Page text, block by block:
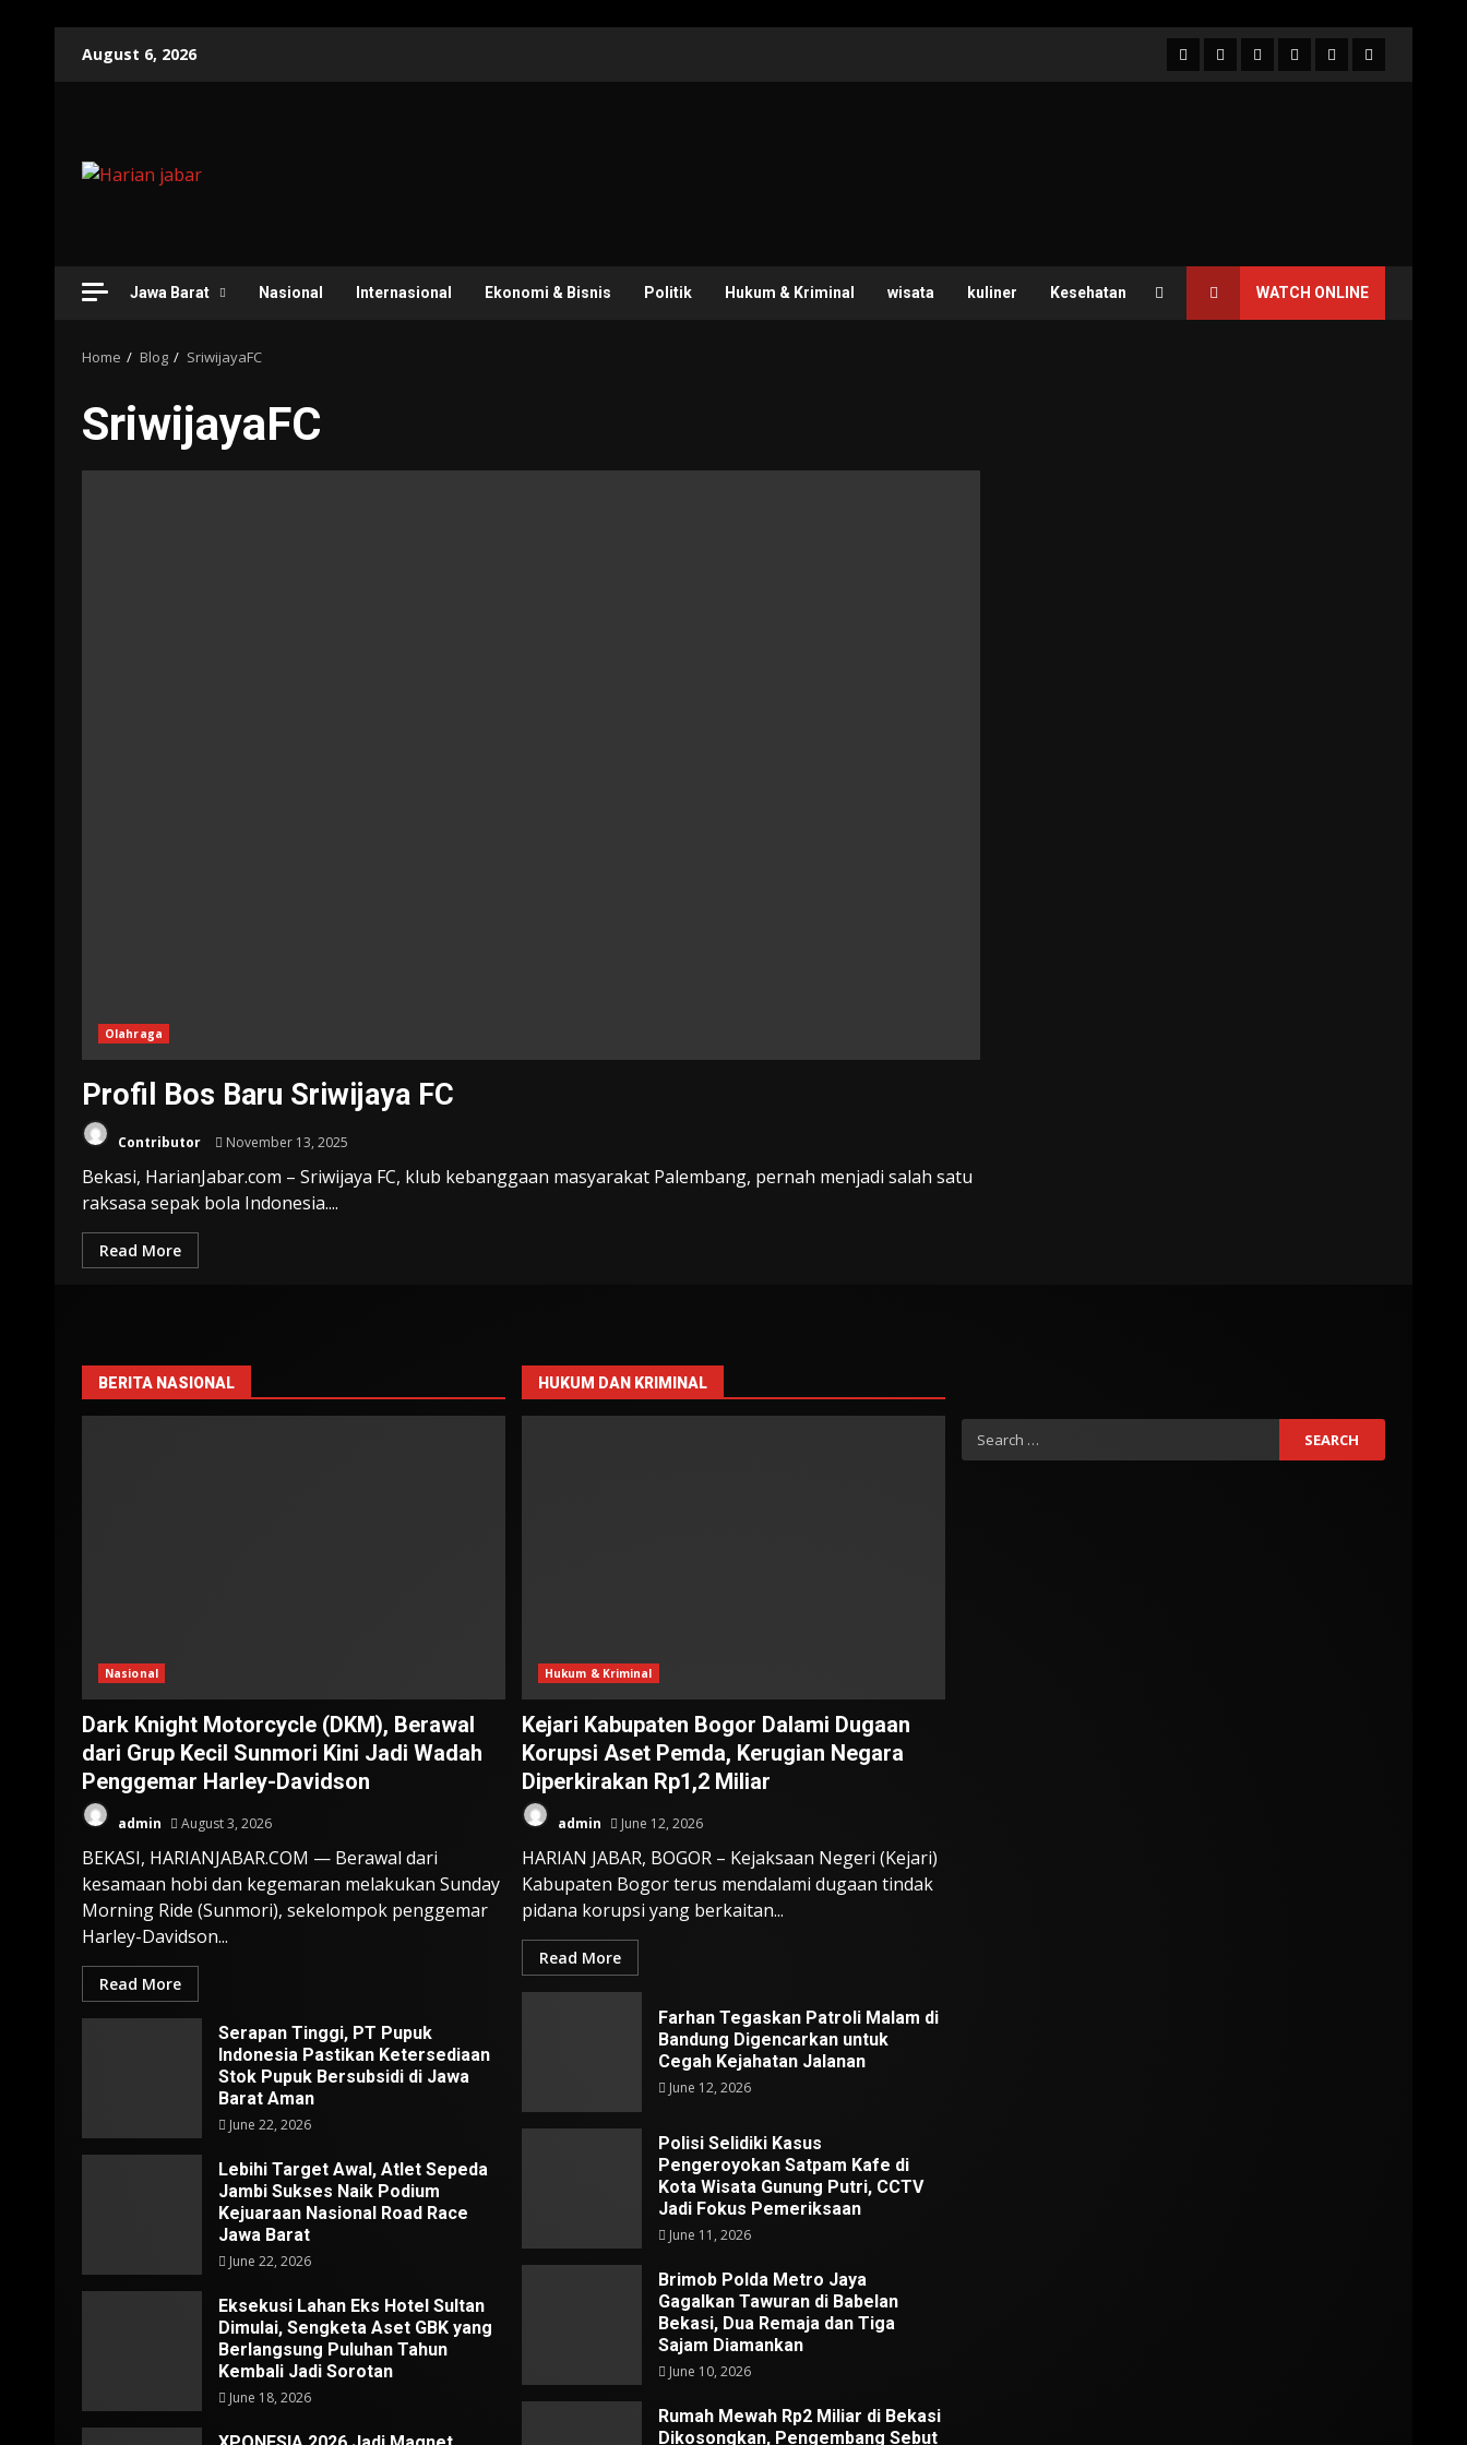
August 6, 2026 Facebook
TwitterLinkedin
VK YoutubeInstagram
Jawa Barat Nasional Internasional Ekonomi & Bisnis Politik Hukum & Kriminal wisata kuliner Kesehatan WATCH ONLINE
Home Blog SriwijayaFC
SriwijayaFC
Olahraga
Profil Bos Baru Sriwijaya FC
Contributor November 13, 2025
Bekasi, HarianJabar.com – Sriwijaya FC, klub kebanggaan masyarakat Palembang, pernah menjadi salah satu
raksasa sepak bola Indonesia....
Read More
BERITA NASIONAL
Nasional
Dark Knight Motorcycle (DKM), Berawal
dari Grup Kecil Sunmori Kini Jadi Wadah
Penggemar Harley-Davidson
admin August 3, 2026
BEKASI, HARIANJABAR.COM — Berawal dari
kesamaan hobi dan kegemaran melakukan Sunday
Morning Ride (Sunmori), sekelompok penggemar
Harley-Davidson...
Read More
Serapan Tinggi, PT Pupuk
Indonesia Pastikan Ketersediaan
Stok Pupuk Bersubsidi di Jawa
Barat Aman
June 22, 2026
Lebihi Target Awal, Atlet Sepeda
Jambi Sukses Naik Podium
Kejuaraan Nasional Road Race
Jawa Barat
June 22, 2026
Eksekusi Lahan Eks Hotel Sultan
Dimulai, Sengketa Aset GBK yang
Berlangsung Puluhan Tahun
Kembali Jadi Sorotan
June 18, 2026
HUKUM DAN KRIMINAL
Hukum & Kriminal
Kejari Kabupaten Bogor Dalami Dugaan
Korupsi Aset Pemda, Kerugian Negara
Diperkirakan Rp1,2 Miliar
admin June 12, 2026
HARIAN JABAR, BOGOR – Kejaksaan Negeri (Kejari)
Kabupaten Bogor terus mendalami dugaan tindak
pidana korupsi yang berkaitan...
Read More
Farhan Tegaskan Patroli Malam di
Bandung Digencarkan untuk
Cegah Kejahatan Jalanan
June 12, 2026
Polisi Selidiki Kasus
Pengeroyokan Satpam Kafe di
Kota Wisata Gunung Putri, CCTV
Jadi Fokus Pemeriksaan
June 11, 2026
Brimob Polda Metro Jaya
Gagalkan Tawuran di Babelan
Bekasi, Dua Remaja dan Tiga
Sajam Diamankan
June 10, 2026
Rumah Mewah Rp2 Miliar di Bekasi
Dikosongkan, Pengembang Sebut
Search
for: